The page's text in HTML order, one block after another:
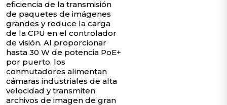
eficiencia de la transmisión
de paquetes de imágenes
grandes y reduce la carga
de la CPU en el controlador
de visión. Al proporcionar
hasta 30 W de potencia PoE+
por puerto, los
conmutadores alimentan
cámaras industriales de alta
velocidad y transmiten
archivos de imagen de gran